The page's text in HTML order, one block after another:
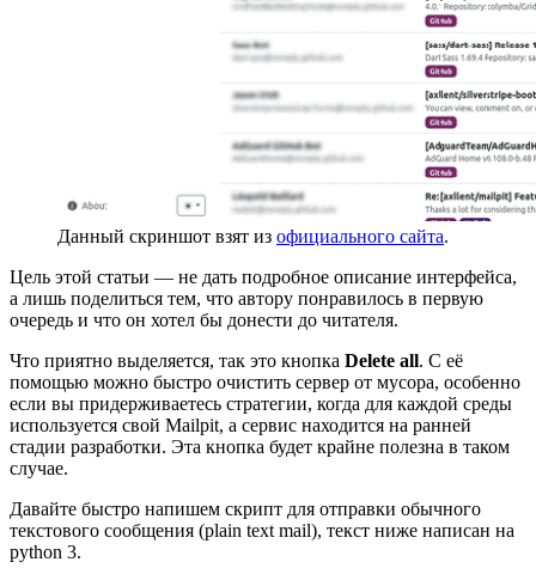
Данный скриншот взят из официального сайта.
Цель этой статьи — не дать подробное описание интерфейса,
а лишь поделиться тем, что автору понравилось в первую
очередь и что он хотел бы донести до читателя.
Что приятно выделяется, так это кнопка Delete all. С её
помощью можно быстро очистить сервер от мусора, особенно
если вы придерживаетесь стратегии, когда для каждой среды
используется свой Mailpit, а сервис находится на ранней
стадии разработки. Эта кнопка будет крайне полезна в таком
случае.
Давайте быстро напишем скрипт для отправки обычного
текстового сообщения (plain text mail), текст ниже написан на
python 3.